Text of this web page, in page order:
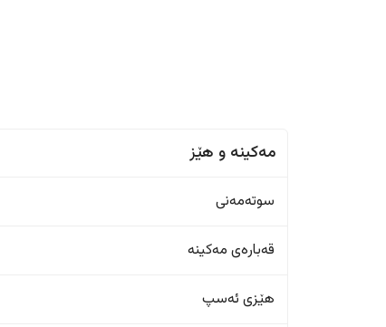
مەکینە و هێز
سوتەمەنی
قەبارەی مەکینە
هێزی ئەسپ